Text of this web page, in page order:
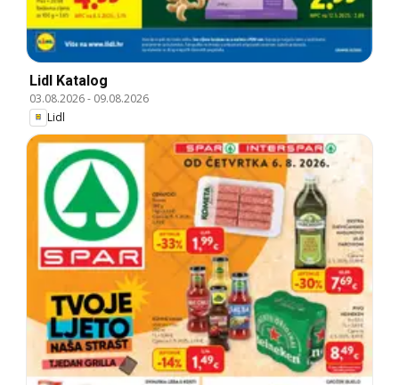
Lidl Katalog
03.08.2026- 09.08.2026
Lidl